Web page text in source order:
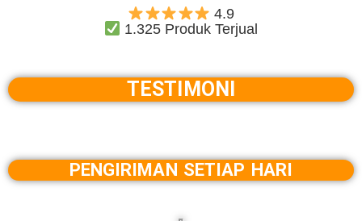
4.9
1.325 Produk Terjual
TESTIMONI
PENGIRIMAN SETIAP HARI